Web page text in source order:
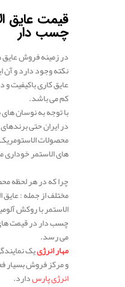
قیمت عایق
چسب دار
در زمینه فروش عایق
نکته وجود دارد و
عایق کاری باکیفیت
کم می باشد.
با توجه به نوسان های
در ایران حتی
محصولات
های الاستمر خوداری
چرا که در هر لحظه
مختلف از جمله :
الاستمر با روکش
چسب دار در قیمت
می رسد.
مهار انرژییک
و مرکز فروش بسیار
انرژی پارسدارد.